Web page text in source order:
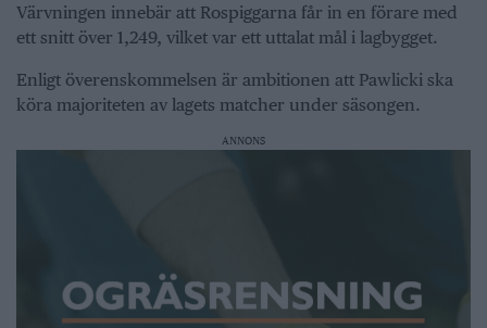
Värvningen innebär att Rospiggarna får in en förare med
ett snitt över 1,249, vilket var ett uttalat mål i lagbygget.
Enligt överenskommelsen är ambitionen att Pawlicki ska
köra majoriteten av lagets matcher under säsongen.
ANNONS